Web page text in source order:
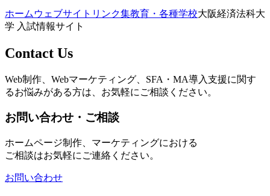
ホーム ウェブサイトリンク集教育・各種学校大阪経済法科大
学 入試情報サイト
Contact Us
Web制作、Webマーケティング、SFA・MA導入支援に関す
るお悩みがある方は、お気軽にご相談ください。
お問い合わせ・ご相談
ホームページ制作、マーケティングにおける
ご相談はお気軽にご連絡ください。
お問い合わせ